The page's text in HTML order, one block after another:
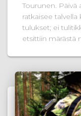
Tourunen. Päivä
ratkaisee
tulukset; ei
etsittiin märästä